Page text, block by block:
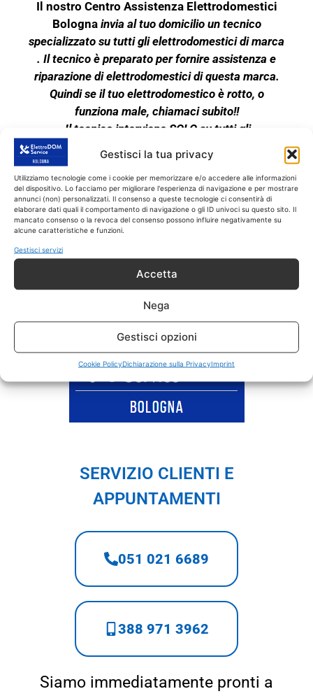
Gestisci la tua privacy
Utilizziamo tecnologie come i cookie per memorizzare e/o accedere alle informazioni
del dispositivo. Lo facciamo per migliorare l'esperienza di navigazione e per mostrare
annunci (non) personalizzati. Il consenso a queste tecnologie ci consentirà di
elaborare dati quali il comportamento di navigazione o gli ID univoci su questo sito. Il
mancato consenso o la revoca del consenso possono influire negativamente su
alcune caratteristiche e funzioni.
Gestisci servizi
Accetta
Nega
Gestisci opzioni
Cookie PolicyDichiarazione sulla PrivacyImprint
Il nostro Centro Assistenza Elettrodomestici
Bologna invia al tuo domicilio un tecnico
specializzato su tutti gli elettrodomestici di marca
. Il tecnico è preparato per fornire assistenza e
riparazione di elettrodomestici di questa marca.
Quindi se il tuo elettrodomestico è rotto, o
funziona male, chiamaci subito!!
Il tecnico interviene SOLO su tutti gli
elettrodomestici fuori garanzia. Il nostro Centro di
Riparazioni Elettrodomestici garantisce
l’assistenza tecnica completa sui grandi
elettrodomestici indipendenti e anche da incasso
di marca. Il servizio di Assistenza a Bologna
fornisce quindi assistenza tecnica su tutti gli
L’assistenza tecnica è pertanto su tutti gli
elettrodomestici:lavatrici, asciugatrici,
lavastoviglie, frigoriferi e
SERVIZIO CLIENTI E
APPUNTAMENTI
051 021 6689
388 971 3962
Siamo immediatamente pronti a